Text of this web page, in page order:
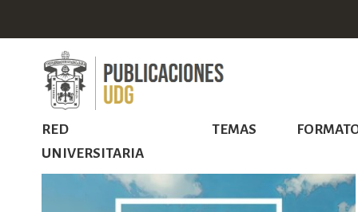
RED
UNIVERSITARIA
TEMAS